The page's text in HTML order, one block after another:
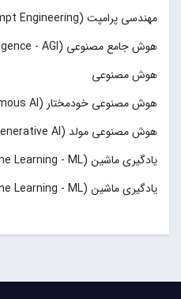
مهندسی پرامپت (Prompt Engineering)
هوش جامع مصنوعی (Artificial General Intelligence - AGI)
هوش مصنوعی
هوش مصنوعی خودمختار (Autonomous AI)
هوش مصنوعی مولد (Generative AI)
یادگیری ماشین (Machine Learning - ML)
یادگیری ماشین (Machine Learning - ML)